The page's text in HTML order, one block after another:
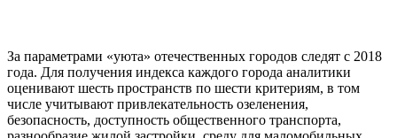
За параметрами «уюта» отечественных городов следят с 2018
года. Для получения индекса каждого города аналитики
оценивают шесть пространств по шести критериям, в том
числе учитывают привлекательность озеленения,
безопасность, доступность общественного транспорта,